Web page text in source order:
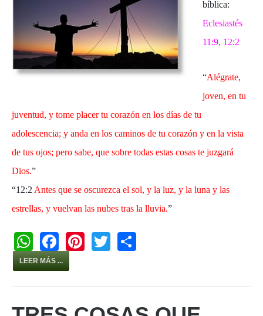
bíblica:
Eclesiastés
11:9, 12:2
“Alégrate,
joven, en tu
juventud, y tome placer tu corazón en los días de tu
adolescencia; y anda en los caminos de tu corazón y en la vista
de tus ojos; pero sabe, que sobre todas estas cosas te juzgará
Dios.”
“12:2 Antes que se oscurezca el sol, y la luz, y la luna y las
estrellas, y vuelvan las nubes tras la lluvia.”
W
h
at
F
a
c
Pi
T
LEER MÁS ...